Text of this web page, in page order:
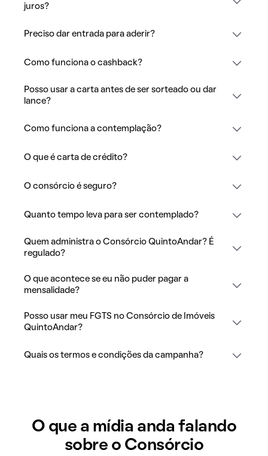
juros?
Preciso dar entrada para aderir?
Como funciona o cashback?
Posso usar a carta antes de ser sorteado ou dar
lance?
Como funciona a contemplação?
O que é carta de crédito?
O consórcio é seguro?
Quanto tempo leva para ser contemplado?
Quem administra o Consórcio QuintoAndar? É
regulado?
O que acontece se eu não puder pagar a
mensalidade?
Posso usar meu FGTS no Consórcio de Imóveis
QuintoAndar?
Quais os termos e condições da campanha?
O que a mídia anda falando
sobre o Consórcio